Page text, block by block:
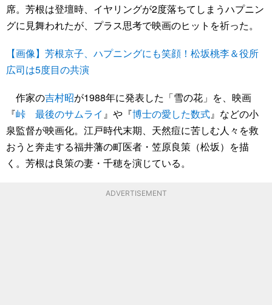
席。芳根は登壇時、イヤリングが2度落ちてしまうハプニン
グに見舞われたが、プラス思考で映画のヒットを祈った。
【画像】芳根京子、ハプニングにも笑顔！松坂桃李＆役所
広司は5度目の共演
作家の吉村昭が1988年に発表した「雪の花」を、映画
『峠 最後のサムライ 』や『博士の愛した数式』などの小
泉監督が映画化。江戸時代末期、天然痘に苦しむ人々を救
おうと奔走する福井藩の町医者・笠原良策（松坂）を描
く。芳根は良策の妻・千穂を演じている。
ADVERTISEMENT